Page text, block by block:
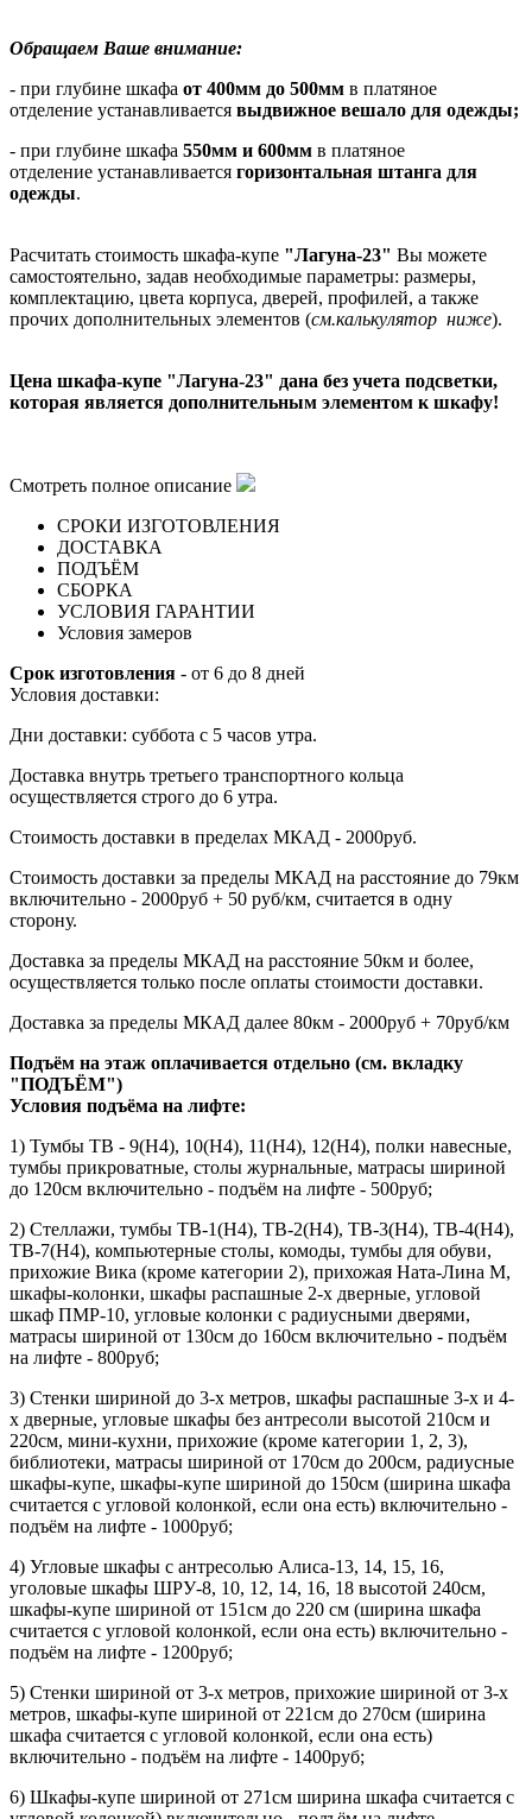
Обращаем Ваше внимание:
- при глубине шкафа от 400мм до 500мм в платяное
отделение устанавливается выдвижное вешало для одежды;
- при глубине шкафа 550мм и 600мм в платяное
отделение устанавливается горизонтальная штанга для
одежды.
Расчитать стоимость шкафа-купе "Лагуна-23" Вы можете
самостоятельно, задав необходимые параметры: размеры,
комплектацию, цвета корпуса, дверей, профилей, а также
прочих дополнительных элементов (см.калькулятор ниже).
Цена шкафа-купе "Лагуна-23" дана без учета подсветки,
которая является дополнительным элементом к шкафу!
Смотреть полное описание
СРОКИ ИЗГОТОВЛЕНИЯ
ДОСТАВКА
ПОДЪЁМ
СБОРКА
УСЛОВИЯ ГАРАНТИИ
Условия замеров
Срок изготовления - от 6 до 8 дней
Условия доставки:
Дни доставки: суббота с 5 часов утра.
Доставка внутрь третьего транспортного кольца
осуществляется строго до 6 утра.
Стоимость доставки в пределах МКАД - 2000руб.
Стоимость доставки за пределы МКАД на расстояние до 79км
включительно - 2000руб + 50 руб/км, считается в одну
сторону.
Доставка за пределы МКАД на расстояние 50км и более,
осуществляется только после оплаты стоимости доставки.
Доставка за пределы МКАД далее 80км - 2000руб + 70руб/км
Подъём на этаж оплачивается отдельно (см. вкладку
"ПОДЪЁМ")
Условия подъёма на лифте:
1) Тумбы ТВ - 9(Н4), 10(Н4), 11(Н4), 12(Н4), полки навесные,
тумбы прикроватные, столы журнальные, матрасы шириной
до 120см включительно - подъём на лифте - 500руб;
2) Стеллажи, тумбы ТВ-1(Н4), ТВ-2(Н4), ТВ-3(Н4), ТВ-4(Н4),
ТВ-7(Н4), компьютерные столы, комоды, тумбы для обуви,
прихожие Вика (кроме категории 2), прихожая Ната-Лина М,
шкафы-колонки, шкафы распашные 2-х дверные, угловой
шкаф ПМР-10, угловые колонки с радиусными дверями,
матрасы шириной от 130см до 160см включительно - подъём
на лифте - 800руб;
3) Стенки шириной до 3-х метров, шкафы распашные 3-х и 4-
х дверные, угловые шкафы без антресоли высотой 210см и
220см, мини-кухни, прихожие (кроме категории 1, 2, 3),
библиотеки, матрасы шириной от 170см до 200см, радиусные
шкафы-купе, шкафы-купе шириной до 150см (ширина шкафа
считается с угловой колонкой, если она есть) включительно -
подъём на лифте - 1000руб;
4) Угловые шкафы с антресолью Алиса-13, 14, 15, 16,
уголовые шкафы ШРУ-8, 10, 12, 14, 16, 18 высотой 240см,
шкафы-купе шириной от 151см до 220 см (ширина шкафа
считается с угловой колонкой, если она есть) включительно -
подъём на лифте - 1200руб;
5) Стенки шириной от 3-х метров, прихожие шириной от 3-х
метров, шкафы-купе шириной от 221см до 270см (ширина
шкафа считается с угловой колонкой, если она есть)
включительно - подъём на лифте - 1400руб;
6) Шкафы-купе шириной от 271см ширина шкафа считается с